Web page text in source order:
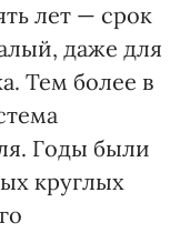
лет — срок
даже для
Тем более в
Годы были
круглых